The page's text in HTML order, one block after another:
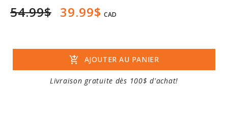
54.99$ 39.99$ CAD
add_shopping_cart AJOUTER AU PANIER
Livraison gratuite dès 100$ d'achat!